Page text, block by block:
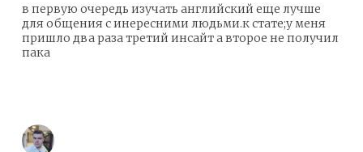
в первую очередь изучать английский еще лучше
для общения с инересними людьми.к стате;у меня
пришло два раза третий инсайт а второе не получил
пака